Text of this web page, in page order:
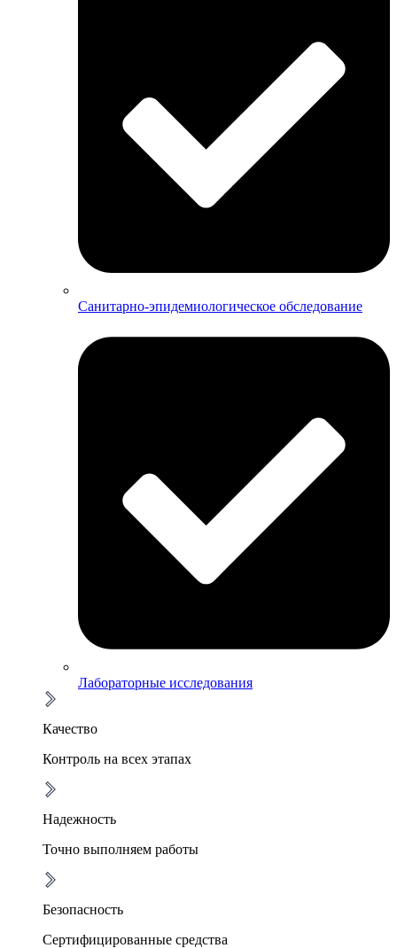
Санитарно-эпидемиологическое обследование
Лабораторные исследования
Качество
Контроль на всех этапах
Надежность
Точно выполняем работы
Безопасность
Сертифицированные средства